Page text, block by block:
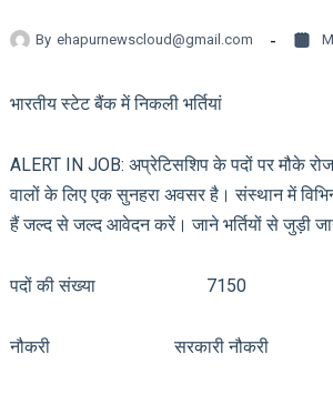
By ehapurnewscloud@gmail.com
भारतीय स्टेट बैंक में निकली भर्तियां
ALERT IN JOB: अप्रेटिसशिप के पदों पर मौके
वालों के लिए एक सुनहरा अवसर है। संस्थान में
हैं जल्द से जल्द आवेदन करें। जाने भर्तियों से जुड़ी
पदों की संख्या 7150
नौकरी सरकारी नौकरी